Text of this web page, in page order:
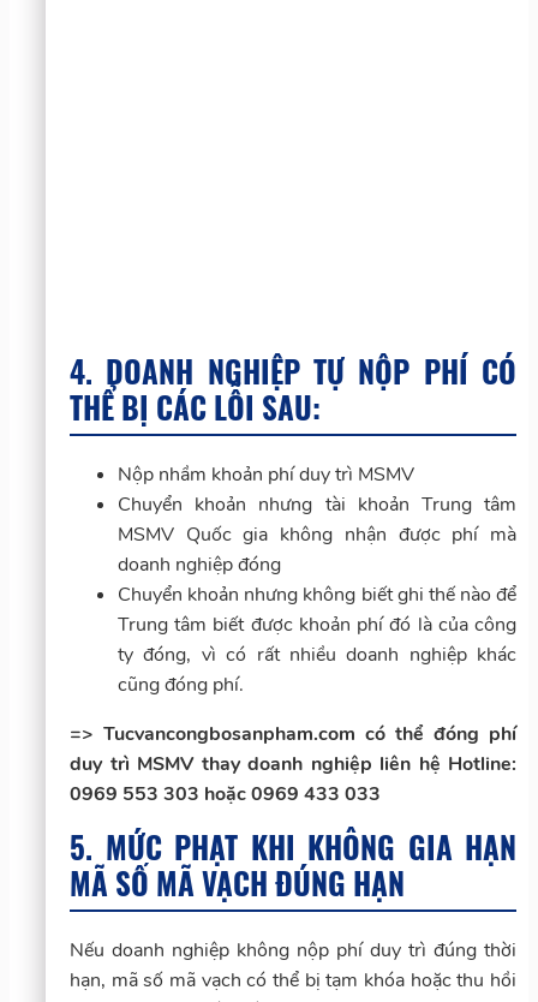
4. DOANH NGHIỆP TỰ NỘP PHÍ CÓ
THỂ BỊ CÁC LỖI SAU:
Nộp nhầm khoản phí duy trì MSMV
Chuyển khoản nhưng tài khoản Trung tâm
MSMV Quốc gia không nhận được phí mà
doanh nghiệp đóng
Chuyển khoản nhưng không biết ghi thế nào để
Trung tâm biết được khoản phí đó là của công
ty đóng, vì có rất nhiều doanh nghiệp khác
cũng đóng phí.
=> Tucvancongbosanpham.com có thể đóng phí
duy trì MSMV thay doanh nghiệp liên hệ Hotline:
0969 553 303 hoặc 0969 433 033
5. MỨC PHẠT KHI KHÔNG GIA HẠN
MÃ SỐ MÃ VẠCH ĐÚNG HẠN
Nếu doanh nghiệp không nộp phí duy trì đúng thời
hạn, mã số mã vạch có thể bị tạm khóa hoặc thu hồi